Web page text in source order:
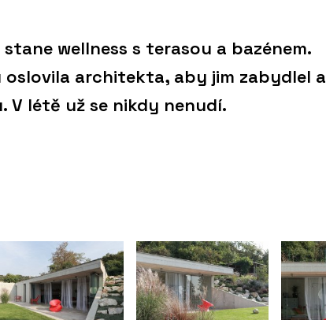
wellness s terasou a bazénem.
oslovila architekta, aby jim zabydlel a
V létě už se nikdy nenudí.